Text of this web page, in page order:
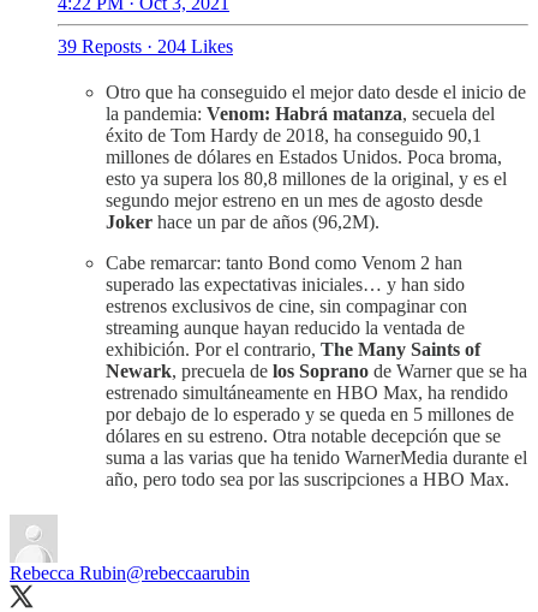
39 Reposts · 204 Likes
Otro que ha conseguido el mejor dato desde el inicio de
la pandemia: Venom: Habrá matanza, secuela del
éxito de Tom Hardy de 2018, ha conseguido 90,1
millones de dólares en Estados Unidos. Poca broma,
esto ya supera los 80,8 millones de la original, y es el
segundo mejor estreno en un mes de agosto desde
Joker hace un par de años (96,2M).
Cabe remarcar: tanto Bond como Venom 2 han
superado las expectativas iniciales… y han sido
estrenos exclusivos de cine, sin compaginar con
streaming aunque hayan reducido la ventada de
exhibición. Por el contrario, The Many Saints of
Newark, precuela de los Soprano de Warner que se ha
estrenado simultáneamente en HBO Max, ha rendido
por debajo de lo esperado y se queda en 5 millones de
dólares en su estreno. Otra notable decepción que se
suma a las varias que ha tenido WarnerMedia durante el
año, pero todo sea por las suscripciones a HBO Max.
Rebecca Rubin@rebeccaarubin